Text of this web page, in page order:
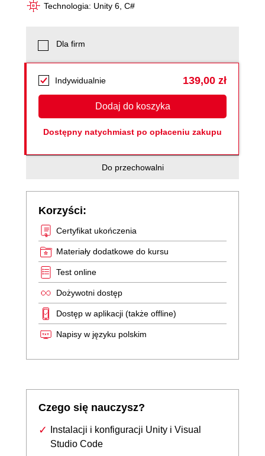
Technologia: Unity 6, C#
Dla firm
Indywidualnie 139,00 zł
Dodaj do koszyka
Dostępny natychmiast po opłaceniu zakupu
Do przechowalni
Korzyści:
Certyfikat ukończenia
Materiały dodatkowe do kursu
Test online
Dożywotni dostęp
Dostęp w aplikacji (także offline)
Napisy w języku polskim
Czego się nauczysz?
Instalacji i konfiguracji Unity i Visual
Studio Code